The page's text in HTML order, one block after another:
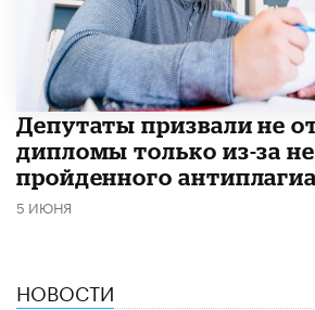
Депутаты призвали не
дипломы только из-за не
пройденного
5 ИЮНЯ
НОВОСТИ